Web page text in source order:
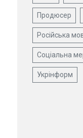
Продюсер
Російська
Соціальна
Укрінформ